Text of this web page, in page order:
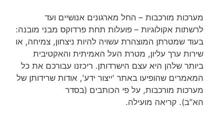
מערכות מורכבות – החל מארגונים אנושיים ועד
לרשתות אקולוגיות – פועלות תחת פרדוקס מבני מובנה:
בעוד שמטרתן המוצהרת עשויה להיות ניצחון, צמיחה, או
שירות ערך עליון, מטרת העל האמיתית והאקטיבית
ביותר שלהן היא עצם הישרדותן. ריכזנו עבורכם את כל
המאמרים שהופיעו באתר 'ייצור ידע', אודות שרידותן של
מערכות מורכבות, על פי הכותבים (בסדר
הא"ב). קריאה מועילה.